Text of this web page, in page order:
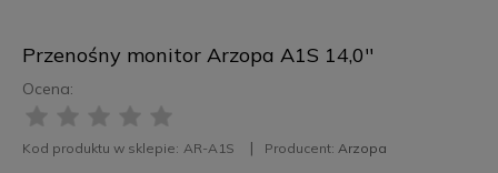
Przenośny monitor Arzopa A1S 14,0''
Ocena:
Kod produktu w sklepie: AR-A1S Producent: Arzopa